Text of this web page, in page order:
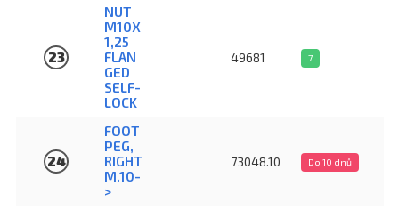
23
NUT
M10X
1,25
FLAN
GED
SELF-
LOCK
49681 7
24
FOOT
PEG,
RIGHT
M.10-
>
73048.10 Do 10 dnů